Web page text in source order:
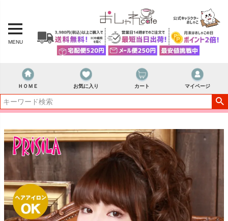
MENU
ＨＯＭＥ お気に入り カート マイページ